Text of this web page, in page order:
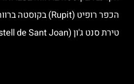
הכפר רופיט (Rupit) בקוסטה ברווה
טירת סנט ג'ון (Castell de Sant Joan) בבלאנס